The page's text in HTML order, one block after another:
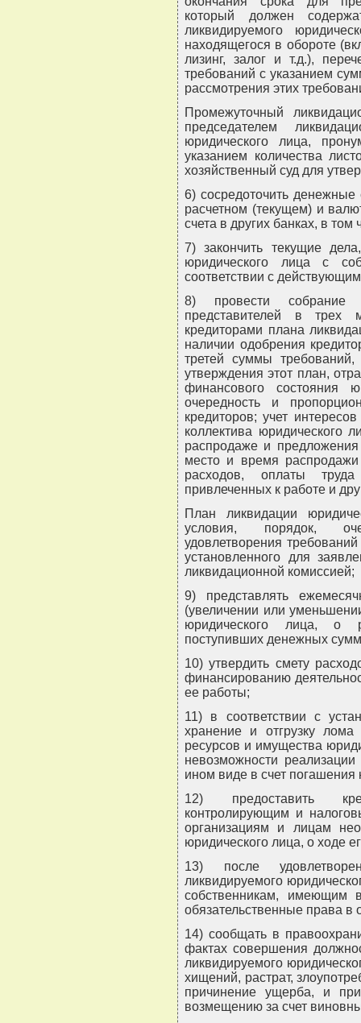
который должен
ликвидируемого
находящегося в обороте
лизинг, залог и т.д.),
требований с указанием
рассмотрения этих
Промежуточный
председателем
юридического лица,
указанием количества
хозяйственный суд для
6) сосредоточить
расчетном (текущем) и
счета в других банках, в
7) закончить текущие
юридического лица с
соответствии с
8) провести собрание
представителей в трех
кредиторами плана
наличии одобрения
третей суммы требований,
утверждения этот план,
финансового состояния
очередность и
кредиторов; учет
коллектива юридического
распродаже и
место и время
расходов, оплаты
привлеченных к работе и
План ликвидации
условия, порядок,
удовлетворения
установленного для
ликвидационной комиссией;
9) представлять
(увеличении или
юридического лица, о
поступивших денежных
10) утвердить смету
финансированию
ее работы;
11) в соответствии с
хранение и отгрузку
ресурсов и имущества
невозможности
ином виде в счет погашения
12) предоставить
контролирующим и
организациям и лицам
юридического лица, о ходе
13) после
ликвидируемого
собственникам,
обязательственные права в
14) сообщать в
фактах совершения
ликвидируемого
хищений, растрат,
причинение ущерба, и
возмещению за счет